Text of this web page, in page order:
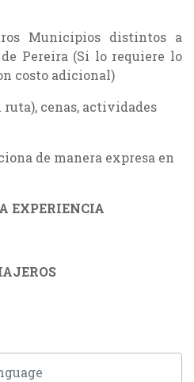
Municipios distintos a
Pereira (Si lo requiere lo
costo adicional)
cenas, actividades
de manera expresa en
EXPERIENCIA